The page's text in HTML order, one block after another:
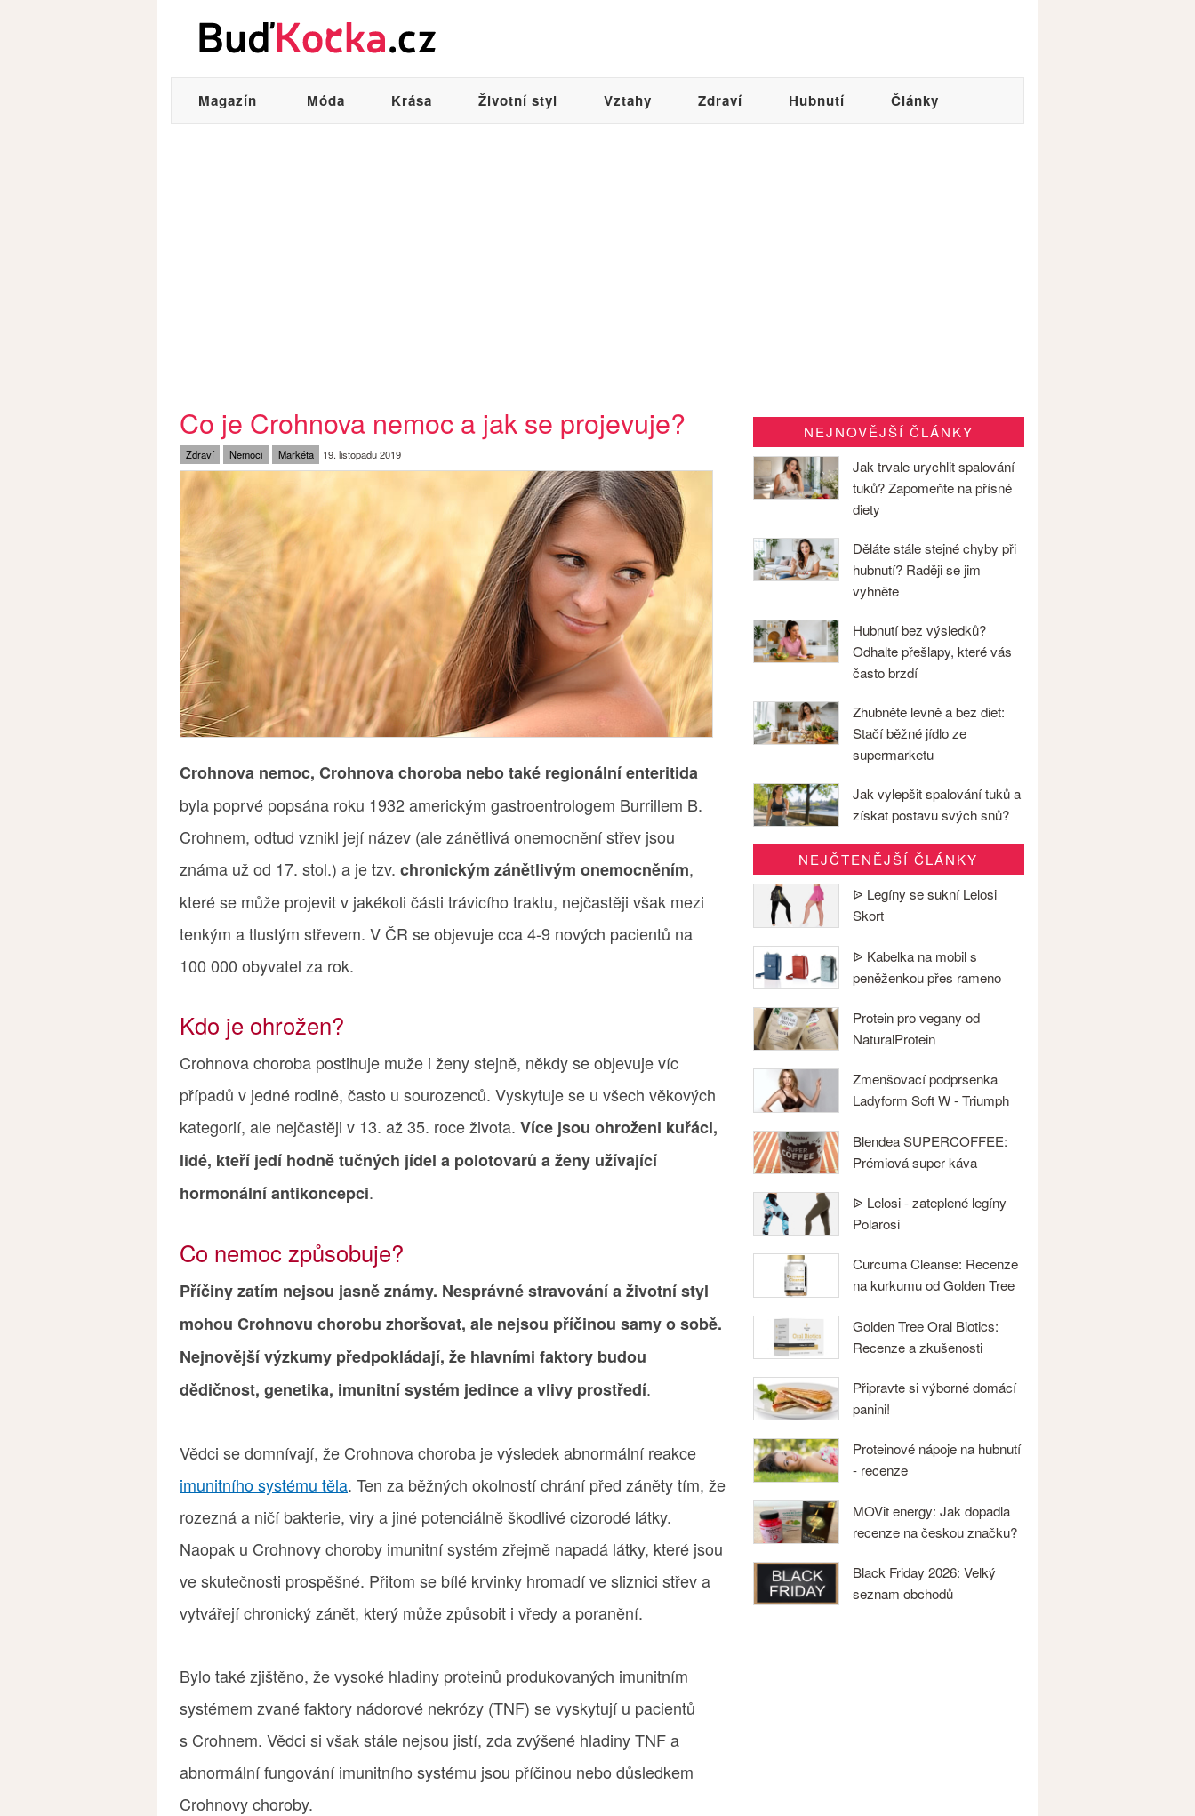
Magazín Móda Krása Životní styl Vztahy Zdraví Hubnutí Články
Co je Crohnova nemoc a jak se projevuje?
Zdraví Nemoci Markéta 19. listopadu 2019
Crohnova nemoc, Crohnova choroba nebo také regionální enteritida
byla poprvé popsána roku 1932 americkým gastroentrologem Burrillem B.
Crohnem, odtud vznikl její název (ale zánětlivá onemocnění střev jsou
známa už od 17. stol.) a je tzv. chronickým zánětlivým onemocněním,
které se může projevit v jakékoli části trávicího traktu, nejčastěji však mezi
tenkým a tlustým střevem. V ČR se objevuje cca 4-9 nových pacientů na
100 000 obyvatel za rok.
Kdo je ohrožen?
Crohnova choroba postihuje muže i ženy stejně, někdy se objevuje víc
případů v jedné rodině, často u sourozenců. Vyskytuje se u všech věkových
kategorií, ale nejčastěji v 13. až 35. roce života. Více jsou ohroženi kuřáci,
lidé, kteří jedí hodně tučných jídel a polotovarů a ženy užívající
hormonální antikoncepci.
Co nemoc způsobuje?
Příčiny zatím nejsou jasně známy. Nesprávné stravování a životní styl
mohou Crohnovu chorobu zhoršovat, ale nejsou příčinou samy o sobě.
Nejnovější výzkumy předpokládají, že hlavními faktory budou
dědičnost, genetika, imunitní systém jedince a vlivy prostředí.
Vědci se domnívají, že Crohnova choroba je výsledek abnormální reakce
imunitního systému těla. Ten za běžných okolností chrání před záněty tím, že
rozezná a ničí bakterie, viry a jiné potenciálně škodlivé cizorodé látky.
Naopak u Crohnovy choroby imunitní systém zřejmě napadá látky, které jsou
ve skutečnosti prospěšné. Přitom se bílé krvinky hromadí ve sliznici střev a
vytvářejí chronický zánět, který může způsobit i vředy a poranění.
Bylo také zjištěno, že vysoké hladiny proteinů produkovaných imunitním
systémem zvané faktory nádorové nekrózy (TNF) se vyskytují u pacientů
s Crohnem. Vědci si však stále nejsou jistí, zda zvýšené hladiny TNF a
abnormální fungování imunitního systému jsou příčinou nebo důsledkem
Crohnovy choroby.
NEJNOVĚJŠÍ ČLÁNKY
Jak trvale urychlit spalování
tuků? Zapomeňte na přísné
diety
Děláte stále stejné chyby při
hubnutí? Raději se jim
vyhněte
Hubnutí bez výsledků?
Odhalte přešlapy, které vás
často brzdí
Zhubněte levně a bez diet:
Stačí běžné jídlo ze
supermarketu
Jak vylepšit spalování tuků a
získat postavu svých snů?
NEJČTENĚJŠÍ ČLÁNKY
ᐉ Legíny se sukní Lelosi
Skort
ᐉ Kabelka na mobil s
peněženkou přes rameno
Protein pro vegany od
NaturalProtein
Zmenšovací podprsenka
Ladyform Soft W - Triumph
Blendea SUPERCOFFEE:
Prémiová super káva
ᐉ Lelosi - zateplené legíny
Polarosi
Curcuma Cleanse: Recenze
na kurkumu od Golden Tree
Golden Tree Oral Biotics:
Recenze a zkušenosti
Připravte si výborné domácí
panini!
Proteinové nápoje na hubnutí
- recenze
MOVit energy: Jak dopadla
recenze na českou značku?
Black Friday 2026: Velký
seznam obchodů